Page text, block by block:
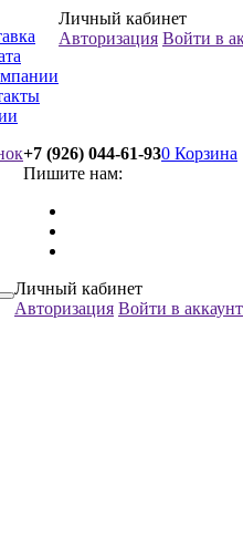
Личный кабинет
Авторизация Войти в
+7 (926) 044-61-93
Пишите нам:
0 Корзина
Личный кабинет
Авторизация Войти в аккаунт